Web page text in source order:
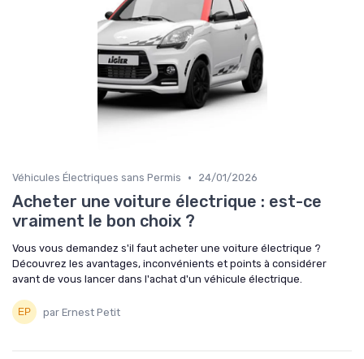
Véhicules Électriques sans Permis • 24/01/2026
Acheter une voiture électrique : est-ce
vraiment le bon choix ?
Vous vous demandez s'il faut acheter une voiture électrique ?
Découvrez les avantages, inconvénients et points à considérer
avant de vous lancer dans l'achat d'un véhicule électrique.
par Ernest Petit